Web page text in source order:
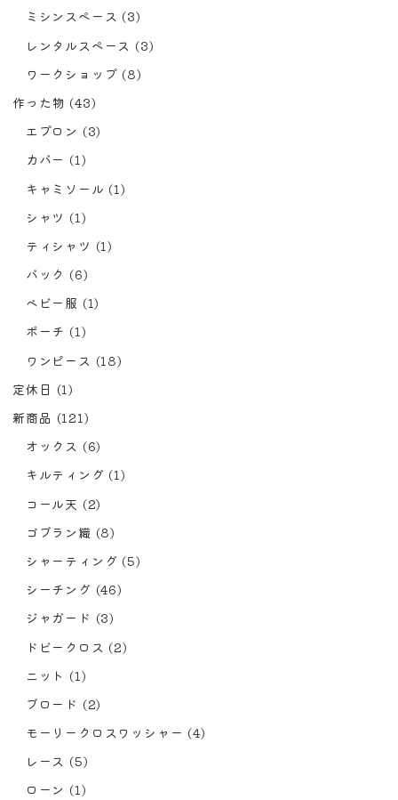
ミシンスペース (3)
レンタルスペース (3)
ワークショップ (8)
作った物 (43)
エプロン (3)
カバー (1)
キャミソール (1)
シャツ (1)
ティシャツ (1)
バック (6)
ベビー服 (1)
ポーチ (1)
ワンピース (18)
定休日 (1)
新商品 (121)
オックス (6)
キルティング (1)
コール天 (2)
ゴブラン織 (8)
シャーティング (5)
シーチング (46)
ジャガード (3)
ドビークロス (2)
ニット (1)
ブロード (2)
モーリークロスワッシャー (4)
レース (5)
ローン (1)